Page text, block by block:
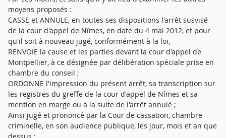
moyens proposés :
CASSE et ANNULE, en toutes ses dispositions l'arrêt susvisé
de la cour d'appel de Nîmes, en date du 4 mai 2012, et pour
qu'il soit à nouveau jugé, conformément à la loi,
RENVOIE la cause et les parties devant la cour d'appel de
Montpellier, à ce désignée par délibération spéciale prise en
chambre du conseil ;
ORDONNE l'impression du présent arrêt, sa transcription sur
les registres du greffe de la cour d'appel de Nîmes et sa
mention en marge ou à la suite de l'arrêt annulé ;
Ainsi jugé et prononcé par la Cour de cassation, chambre
criminelle, en son audience publique, les jour, mois et an que